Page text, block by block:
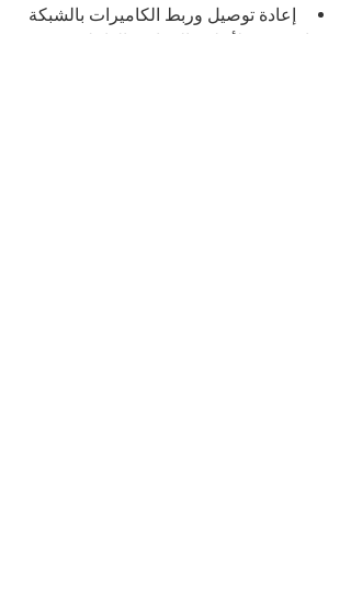
إعادة توصيل وربط الكاميرات بالشبكة
صيانة دورية لأنظمة المراقبة الداخلية